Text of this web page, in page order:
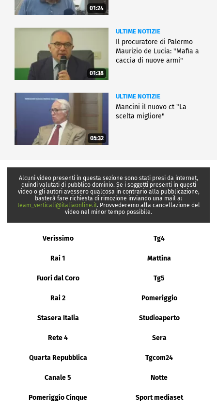
01:24
01:38
ULTIME NOTIZIE
Il procuratore di Palermo
Maurizio de Lucia: "Mafia a
caccia di nuove armi"
05:32
ULTIME NOTIZIE
Mancini il nuovo ct "La
scelta migliore"
Alcuni video presenti in questa sezione sono stati presi da internet,
quindi valutati di pubblico dominio. Se i soggetti presenti in questi
video o gli autori avessero qualcosa in contrario alla pubblicazione,
basterà fare richiesta di rimozione inviando una mail a:
team_verticali@italiaonline.it. Provvederemo alla cancellazione del
video nel minor tempo possibile.
Verissimo Tg4
Rai 1 Mattina
Fuori dal Coro Tg5
Rai 2 Pomeriggio
Stasera Italia Studioaperto
Rete 4 Sera
Quarta Repubblica Tgcom24
Canale 5 Notte
Pomeriggio Cinque Sport mediaset